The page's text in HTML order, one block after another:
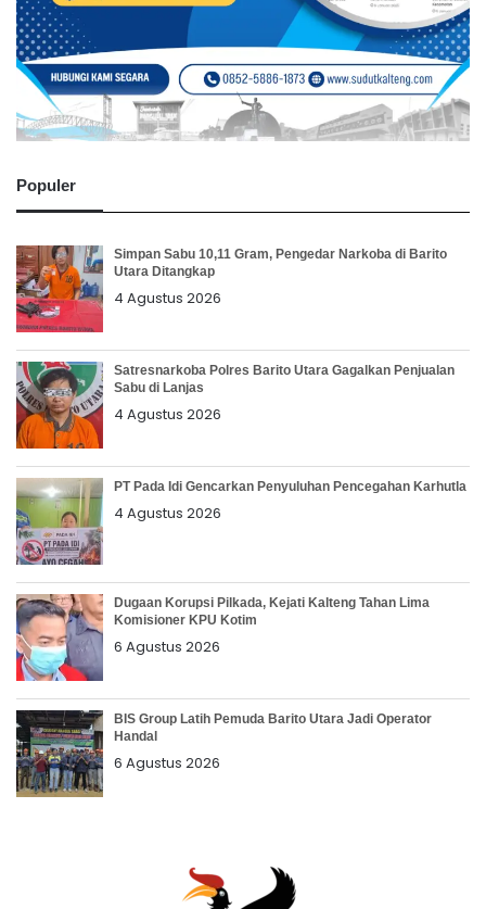
Populer
Simpan Sabu 10,11 Gram, Pengedar Narkoba di Barito
Utara Ditangkap
4 Agustus 2026
Satresnarkoba Polres Barito Utara Gagalkan Penjualan
Sabu di Lanjas
4 Agustus 2026
PT Pada Idi Gencarkan Penyuluhan Pencegahan Karhutla
4 Agustus 2026
Dugaan Korupsi Pilkada, Kejati Kalteng Tahan Lima
Komisioner KPU Kotim
6 Agustus 2026
BIS Group Latih Pemuda Barito Utara Jadi Operator
Handal
6 Agustus 2026